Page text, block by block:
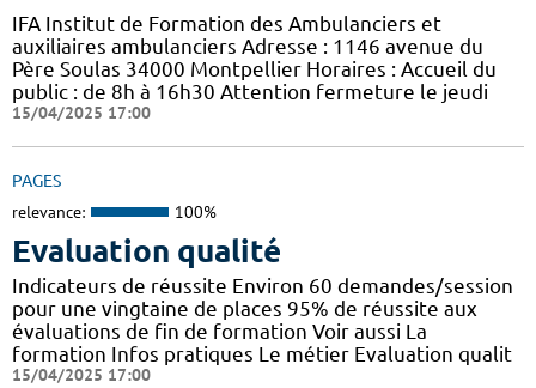
IFA Institut de Formation des Ambulanciers et
auxiliaires ambulanciers Adresse : 1146 avenue du
Père Soulas 34000 Montpellier Horaires : Accueil du
public : de 8h à 16h30 Attention fermeture le jeudi
15/04/2025 17:00
PAGES
relevance: 100%
Evaluation qualité
Indicateurs de réussite Environ 60 demandes/session
pour une vingtaine de places 95% de réussite aux
évaluations de fin de formation Voir aussi La
formation Infos pratiques Le métier Evaluation qualit
15/04/2025 17:00